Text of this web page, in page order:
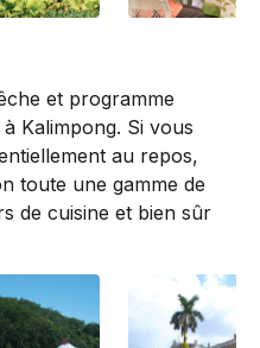
et programme
Kalimpong. Si vous
au repos,
toute une gamme de
de cuisine et bien sûr